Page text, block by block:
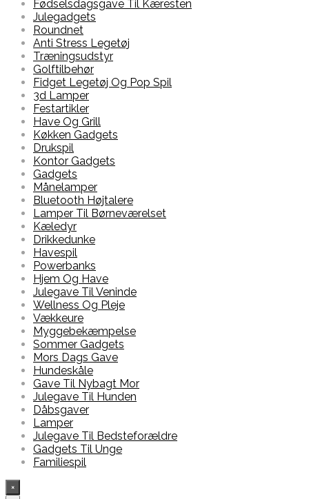
Fødselsdagsgave Til Kæresten
Julegadgets
Roundnet
Anti Stress Legetøj
Træningsudstyr
Golftilbehør
Fidget Legetøj Og Pop Spil
3d Lamper
Festartikler
Have Og Grill
Køkken Gadgets
Drukspil
Kontor Gadgets
Gadgets
Månelamper
Bluetooth Højtalere
Lamper Til Børneværelset
Kæledyr
Drikkedunke
Havespil
Powerbanks
Hjem Og Have
Julegave Til Veninde
Wellness Og Pleje
Vækkeure
Myggebekæmpelse
Sommer Gadgets
Mors Dags Gave
Hundeskåle
Gave Til Nybagt Mor
Julegave Til Hunden
Dåbsgaver
Lamper
Julegave Til Bedsteforældre
Gadgets Til Unge
Familiespil
×